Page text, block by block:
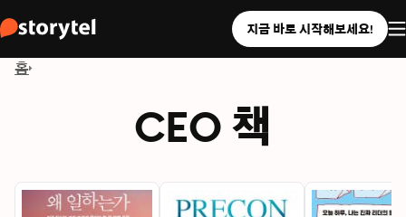
지금 바로 시작해보세요!
홈
CEO 책